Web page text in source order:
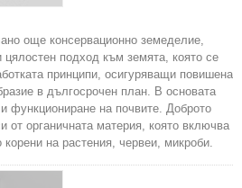
още консервационно земеделие,
цялостен подход към земята, която се
принципи, осигуряващи повишена
в дългосрочен план. В основата
функциониране на почвите. Доброто
от органичната материя, която включва
корени на растения, червеи, микроби.